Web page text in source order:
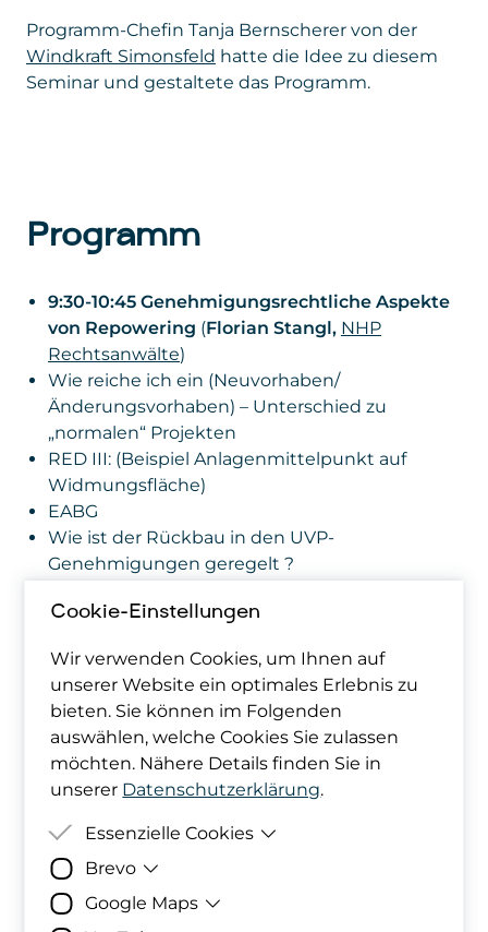
Programm-Chefin Tanja Bernscherer von der
Windkraft Simonsfeld hatte die Idee zu diesem
Seminar und gestaltete das Programm.
Programm
9:30-10:45 Genehmigungsrechtliche Aspekte
von Repowering (Florian Stangl, NHP
Rechtsanwälte)
Wie reiche ich ein (Neuvorhaben/
Änderungsvorhaben) – Unterschied zu
„normalen“ Projekten
RED III: (Beispiel Anlagenmittelpunkt auf
Widmungsfläche)
EABG
Wie ist der Rückbau in den UVP-
Genehmigungen geregelt ?
10:45-11:00 Pause
Verwertungsmöglichkeiten von Anlagen gibt
es ?(Thomas Brenner /Intergeoangefragt)
Best practice eines Windrad-Fundament-
Recyclings
Verkauf und rechtliche Rahmenbedingungen
dazu (notwendige Nachweise bei Behörden)
Recycling und rechtliche
Unterschied Abfall/Produkt
Nachweispflicht, dass es ein „Produkt“ ist
Cookie-Einstellungen
Wir verwenden Cookies, um Ihnen auf
unserer Website ein optimales Erlebnis zu
bieten. Sie können im Folgenden
auswählen, welche Cookies Sie zulassen
möchten. Nähere Details finden Sie in
unserer Datenschutzerklärung.
Essenzielle Cookies
Zweck
berücksichtigt werden können,
werden diese in den Cookies
Brevo
Zweck
Bereitstellung der eingebundenen
Google Maps